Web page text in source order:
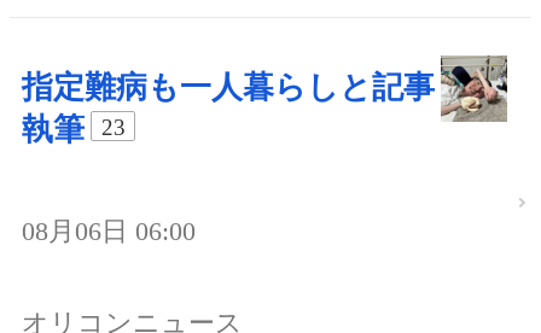
指定難病も一人暮らしと記事
執筆
23
08月06日 06:00
オリコンニュース